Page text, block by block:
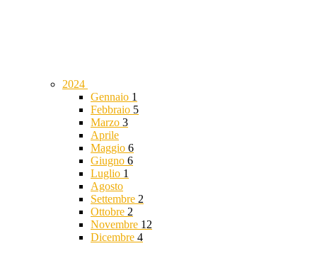
2024
Gennaio 1
Febbraio 5
Marzo 3
Aprile
Maggio 6
Giugno 6
Luglio 1
Agosto
Settembre 2
Ottobre 2
Novembre 12
Dicembre 4